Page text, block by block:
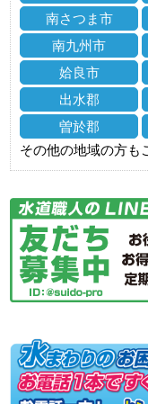
南さつま市
南九州市
姶良市
出水郡
曽於郡
その他の地域の方も